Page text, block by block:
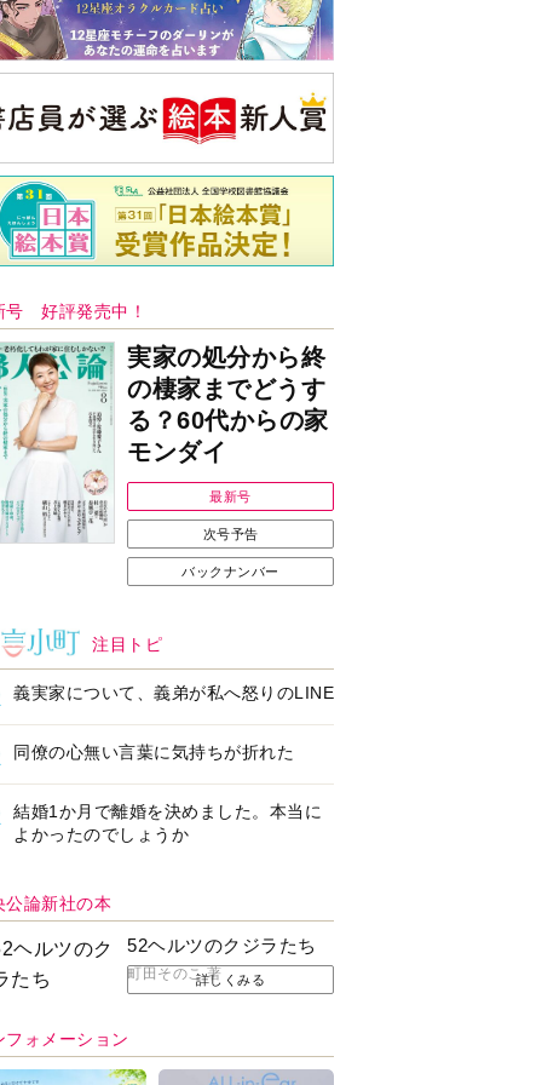
号 好評発売中！
実家の処分から終
の棲家までどうす
る？60代からの家
モンダイ
最新号
次号予告
バックナンバー
注目トピ
義実家について、義弟が私へ怒りのLINE
同僚の心無い言葉に気持ちが折れた
結婚1か月で離婚を決めました。本当に
よかったのでしょうか
公論新社の本
52ヘルツのクジラたち
町田そのこ 著詳しくみる
フォメーション